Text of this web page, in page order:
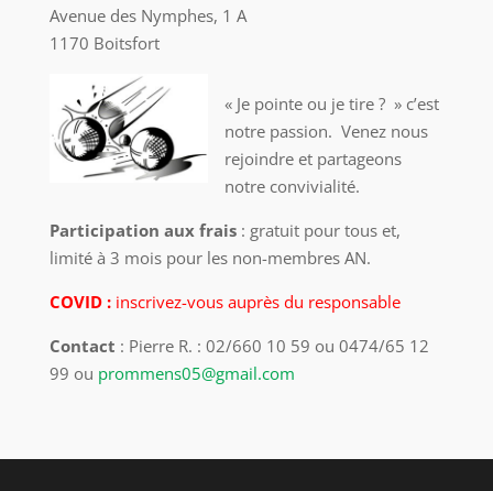
Avenue des Nymphes, 1 A
1170 Boitsfort
« Je pointe ou je tire ? » c’est
notre passion. Venez nous
rejoindre et partageons
notre convivialité.
Participation aux frais: gratuit pour tous et,
limité à 3 mois pour les non-membres AN.
COVID : inscrivez-vous auprès du responsable
Contact : Pierre R. : 02/660 10 59 ou 0474/65 12
99 ou prommens05@gmail.com